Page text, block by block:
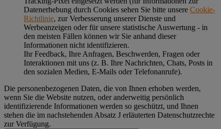
Datenerhebung durch Cookies sehen Sie bitte unsere Cookie-
Richtlinie, zur Verbesserung unserer Dienste und
Werbeanzeigen oder für unsere statistische Auswertung - in
den meisten Fällen können wir Sie anhand dieser
Informationen nicht identifizieren.
Ihr Feedback, Ihre Anfragen, Beschwerden, Fragen oder
Interaktionen mit uns (z. B. Ihre Nachrichten, Chats, Posts in
den sozialen Medien, E-Mails oder Telefonanrufe).
Die personenbezogenen Daten, die von Ihnen erhoben werden,
wenn Sie die Website nutzen, oder anderweitig persönlich
identifizierende Informationen werden so geschützt, und Ihnen
stehen die im nachstehenden Absatz J erläuterten Datenschutzrechte
zur Verfügung.